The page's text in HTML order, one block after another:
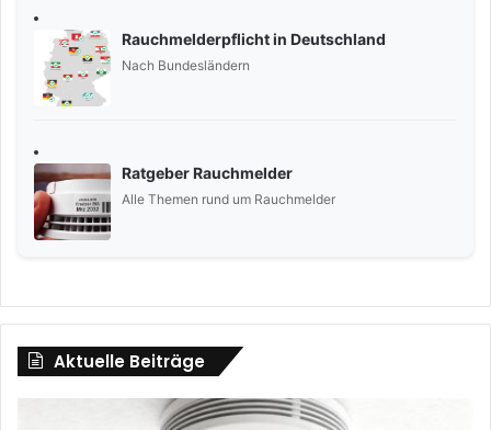
Rauchmelderpflicht in Deutschland
Nach Bundesländern
Ratgeber Rauchmelder
Alle Themen rund um Rauchmelder
Aktuelle Beiträge